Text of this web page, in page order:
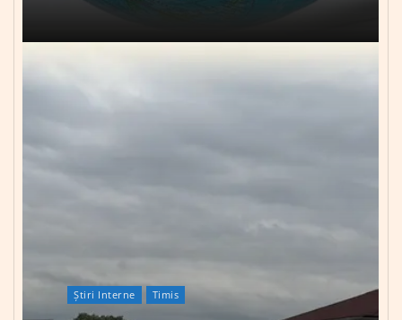
Știri Interne Timis